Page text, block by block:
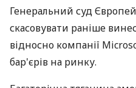
Генеральний суд
скасовувати раніше
відносно компанії
бар'єрів на ринку.